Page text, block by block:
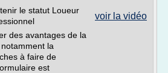
voir la vidéo
le statut Loueur
des avantages de la
la
à faire de
est